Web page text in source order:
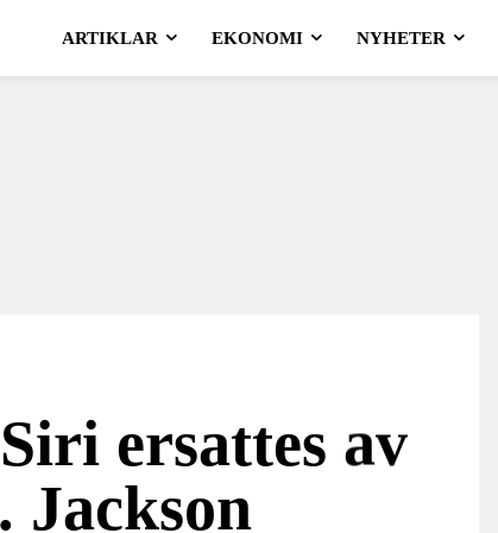
ARTIKLAR EKONOMI NYHETER
ersattes av
Jackson